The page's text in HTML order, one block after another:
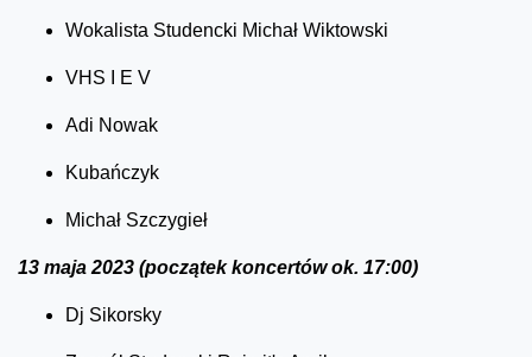
Wokalista Studencki Michał Wiktowski
VHS I E V
Adi Nowak
Kubańczyk
Michał Szczygieł
13 maja 2023 (początek koncertów ok. 17:00)
Dj Sikorsky